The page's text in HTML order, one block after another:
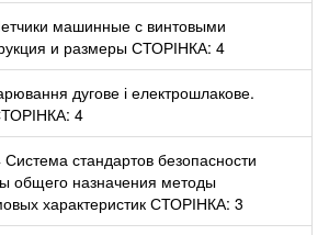
машинные с винтовыми
и размеры СТОРІНКА: 4
дугове і електрошлакове.
4
стандартов безопасности
общего назначения методы
характеристик СТОРІНКА: 3